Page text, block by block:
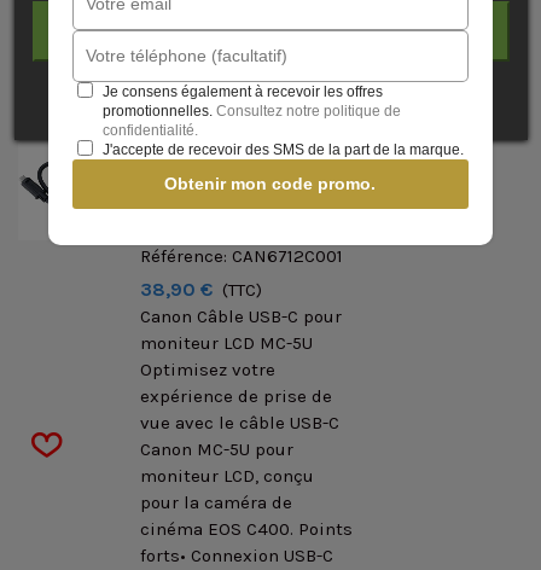
Canon Câble USB-C Pour
Moniteur LCD MC-5U
Référence: CAN6712C001
38,90 € (TTC)
Canon Câble USB-C pour
moniteur LCD MC-5U
Optimisez votre
expérience de prise de
vue avec le câble USB-C
Canon MC-5U pour
moniteur LCD, conçu
pour la caméra de
cinéma EOS C400. Points
forts• Connexion USB-C
J'ACCEPTE
Je consens également à recevoir les offres
promotionnelles. Consultez notre politique de
confidentialité.
J'accepte de recevoir des SMS de la part de la marque.
Obtenir mon code promo.